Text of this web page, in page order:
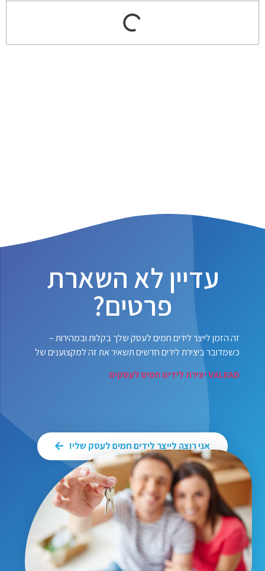
עדיין לא השארת
פרטים?
זה הזמן לייצר לידים חמים לעסק שלך בקלות ובמהירות –
כשמדובר ביצירת לידים חדשים תשאיר את זה למקצוענים של
VALEAD יצירת לידים חמים לעסקים
אני רוצה לייצר לידים חמים לעסק שלי!